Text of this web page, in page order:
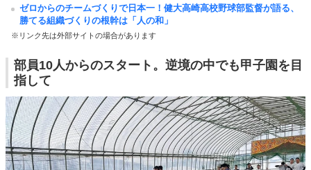
ゼロからのチームづくりで日本一！健大高崎高校野球部監督が語る、
勝てる組織づくりの根幹は「人の和」
※リンク先は外部サイトの場合があります
部員10人からのスタート。逆境の中でも甲子園を目
指して